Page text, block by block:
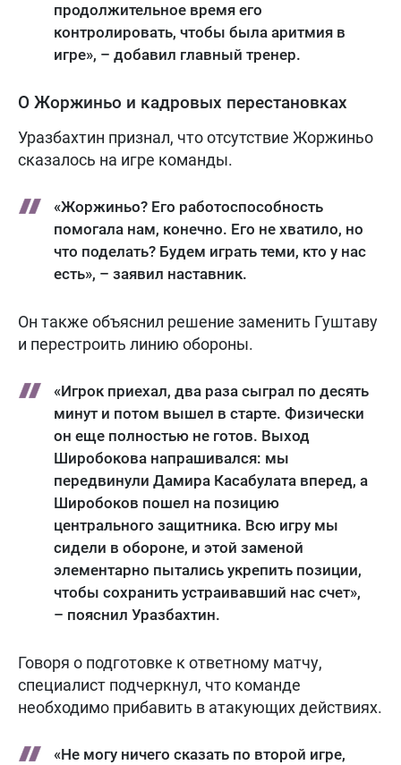
продолжительное время его
контролировать, чтобы была аритмия в
игре», – добавил главный тренер.
О Жоржиньо и кадровых перестановках
Уразбахтин признал, что отсутствие Жоржиньо
сказалось на игре команды.
«Жоржиньо? Его работоспособность
помогала нам, конечно. Его не хватило, но
что поделать? Будем играть теми, кто у нас
есть», – заявил наставник.
Он также объяснил решение заменить Гуштаву
и перестроить линию обороны.
«Игрок приехал, два раза сыграл по десять
минут и потом вышел в старте. Физически
он еще полностью не готов. Выход
Широбокова напрашивался: мы
передвинули Дамира Касабулата вперед, а
Широбоков пошел на позицию
центрального защитника. Всю игру мы
сидели в обороне, и этой заменой
элементарно пытались укрепить позиции,
чтобы сохранить устраивавший нас счет»,
– пояснил Уразбахтин.
Говоря о подготовке к ответному матчу,
специалист подчеркнул, что команде
необходимо прибавить в атакующих действиях.
«Не могу ничего сказать по второй игре,